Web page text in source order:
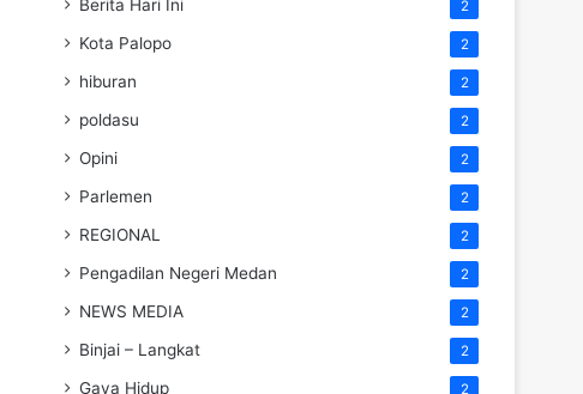
Berita Hari Ini 2
Kota Palopo 2
hiburan 2
poldasu 2
Opini 2
Parlemen 2
REGIONAL 2
Pengadilan Negeri Medan 2
NEWS MEDIA 2
Binjai – Langkat 2
Gaya Hidup 2